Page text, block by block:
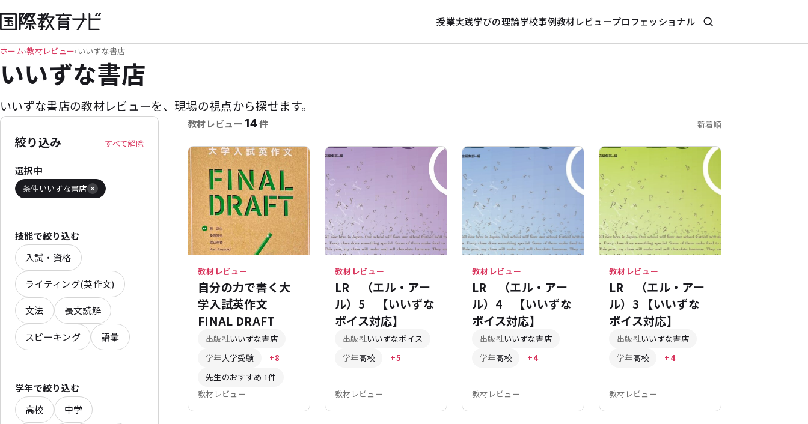
授業実践学びの理論学校事例教材レビュープロフェッショナル
ホーム›教材レビュー› いいずな書店
いいずな書店
いいずな書店の教材レビューを、現場の視点から探せます。
絞り込み すべて解除
選択中
条件いいずな書店
技能で絞り込む
入試・資格
ライティング(英作文)
文法 長文読解
スピーキング 語彙
学年で絞り込む
高校
中学
教材レビュー14件 新着順
教材レビュー
自分の力で書く大
学入試英作文
FINAL DRAFT
出版社いいずな書店
学年大学受験
+8
先生のおすすめ 1件
教材レビュー
教材レビュー
LR （エル・アー
ル）5 【いいずな
ボイス対応】
出版社いいずなボイス
学年高校 +5
教材レビュー
教材レビュー
LR （エル・アー
ル）4 【いいずな
ボイス対応】
出版社いいずな書店
学年高校 +4
教材レビュー
教材レビュー
LR （エル・アー
ル）3 【いいずな
ボイス対応】
出版社いいずな書店
学年高校 +4
教材レビュー